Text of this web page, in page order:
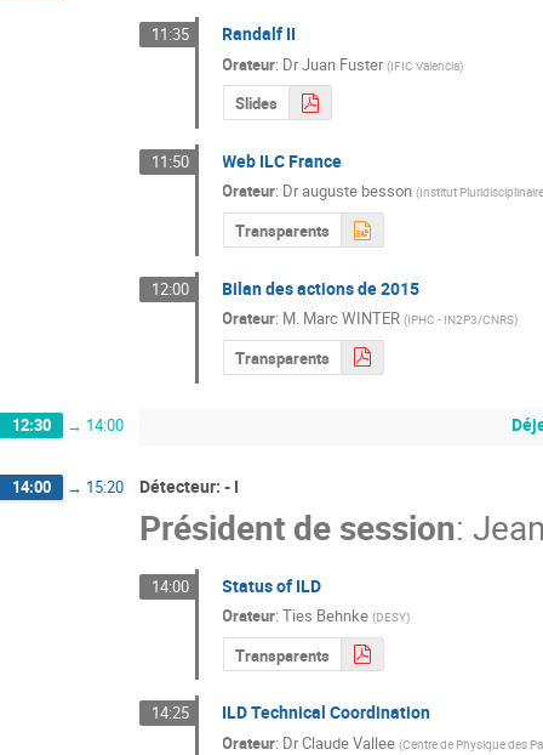
11:35 Randalf II
Orateur: DrJuan Fuster (IFIC Valencia)
Slides
11:50 Web ILC France
Orateur: Drauguste besson (Institut
Transparents
12:00 Bilan des actions de 2015
Orateur: M. Marc WINTER (IPHC - IN2P3/CNRS)
Transparents
12:30 → 14:00
14:00 → 15:20 Détecteur: - I
Président de session:
14:00 Status of ILD
Orateur:Ties Behnke (DESY)
Transparents
14:25 ILD Technical Coordination
Orateur: DrClaude Vallee (Centre de Physique des